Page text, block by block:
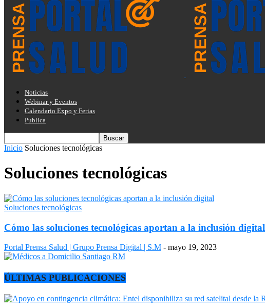
Noticias
Webinar y Eventos
Calendario Expo y Ferias
Publica
Inicio Soluciones tecnológicas
Soluciones tecnológicas
Soluciones tecnológicas
Cómo las soluciones tecnológicas aportan a la inclusión digital
Portal Prensa Salud | Grupo Prensa Digital | S.M - mayo 19, 2023
ÚLTIMAS PUBLICACIONES